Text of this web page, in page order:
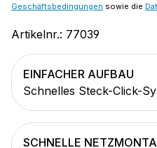
Geschäftsbedingungen sowie die
Artikelnr.: 77039
EINFACHER AUFBAU
Schnelles Steck-Click-
SCHNELLE